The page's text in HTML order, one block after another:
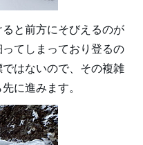
と前方にそびえるのが
てしまっており登るの
はないので、その複雑
に進みます。